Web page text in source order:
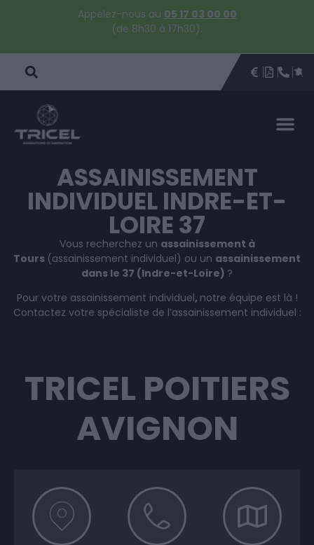
Appelez-nous au 05 17 03 00 00
(de 8h30 à 17h30).
DEVISÊTRE
ASSAINISSEMENT
INDIVIDUEL INDRE-ET-
LOIRE 37
Vous recherchez un assainissement à
Tours (assainissement individuel) ou un assainissement
dans le 37 (Indre-et-Loire) ?
Pour votre assainissement individuel, notre équipe est là !
Contactez votre spécialiste de l’assainissement individuel :
TRICEL POITIERS
AVIGNON